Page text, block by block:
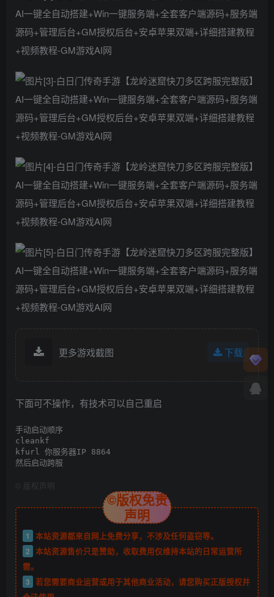
更多游戏截图 下载
下面可不操作，有技术可以自己重启
手动启动顺序
cleankf
kfurl 你服务器IP 8864
版权声明
©版权免责
声明
1
本站资源都来自网上免费分享，不涉及任何盗窃等。
2 本站资源售价只是赞助，收取费用仅维持本站的日常运营所
需。
3 若您需要商业运营或用于其他商业活动，请您购买正版授权并